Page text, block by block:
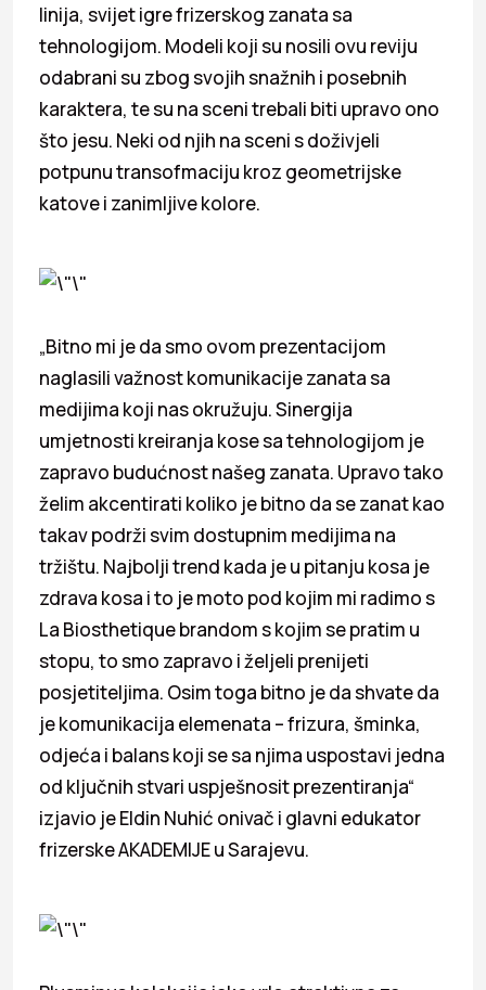
linija, svijet igre frizerskog zanata sa
tehnologijom. Modeli koji su nosili ovu reviju
odabrani su zbog svojih snažnih i posebnih
karaktera, te su na sceni trebali biti upravo ono
što jesu. Neki od njih na sceni s doživjeli
potpunu transofmaciju kroz geometrijske
katove i zanimljive kolore.
„Bitno mi je da smo ovom prezentacijom
naglasili važnost komunikacije zanata sa
medijima koji nas okružuju. Sinergija
umjetnosti kreiranja kose sa tehnologijom je
zapravo budućnost našeg zanata. Upravo tako
želim akcentirati koliko je bitno da se zanat kao
takav podrži svim dostupnim medijima na
tržištu. Najbolji trend kada je u pitanju kosa je
zdrava kosa i to je moto pod kojim mi radimo s
La Biosthetique brandom s kojim se pratim u
stopu, to smo zapravo i željeli prenijeti
posjetiteljima. Osim toga bitno je da shvate da
je komunikacija elemenata – frizura, šminka,
odjeća i balans koji se sa njima uspostavi jedna
od ključnih stvari uspješnosit prezentiranja“
izjavio je Eldin Nuhić onivač i glavni edukator
frizerske AKADEMIJE u Sarajevu.